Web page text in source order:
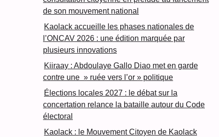
de son mouvement national
Kaolack accueille les phases nationales de
l’ONCAV 2026 : une édition marquée par
plusieurs innovations
Kiiraay : Abdoulaye Gallo Diao met en garde
contre une » ruée vers l’or » politique
Élections locales 2027 : le débat sur la
concertation relance la bataille autour du Code
électoral
Kaolack : le Mouvement Citoyen de Kaolack